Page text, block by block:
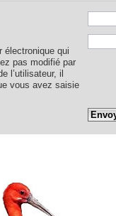
électronique qui
pas modifié par
l’utilisateur, il
vous avez saisie